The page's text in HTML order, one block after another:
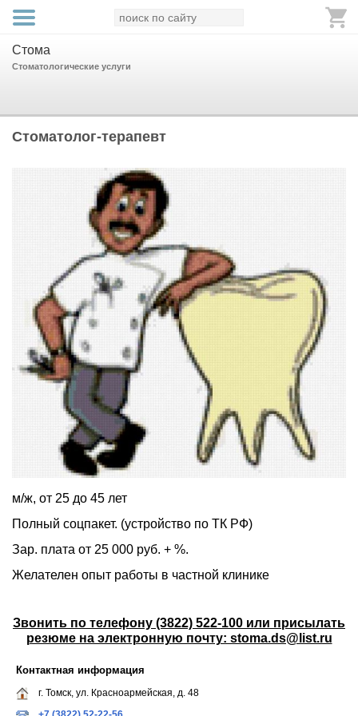
Стома
Стоматологические услуги
Стоматолог-терапевт
м/ж, от 25 до 45 лет
Полный соцпакет. (устройство по ТК РФ)
Зар. плата от 25 000 руб. + %.
Желателен опыт работы в частной клинике
Звонить по телефону (3822) 522-100 или присылать
резюме на электронную почту: stoma.ds@list.ru
Контактная информация
г. Томск, ул. Красноармейская, д. 48